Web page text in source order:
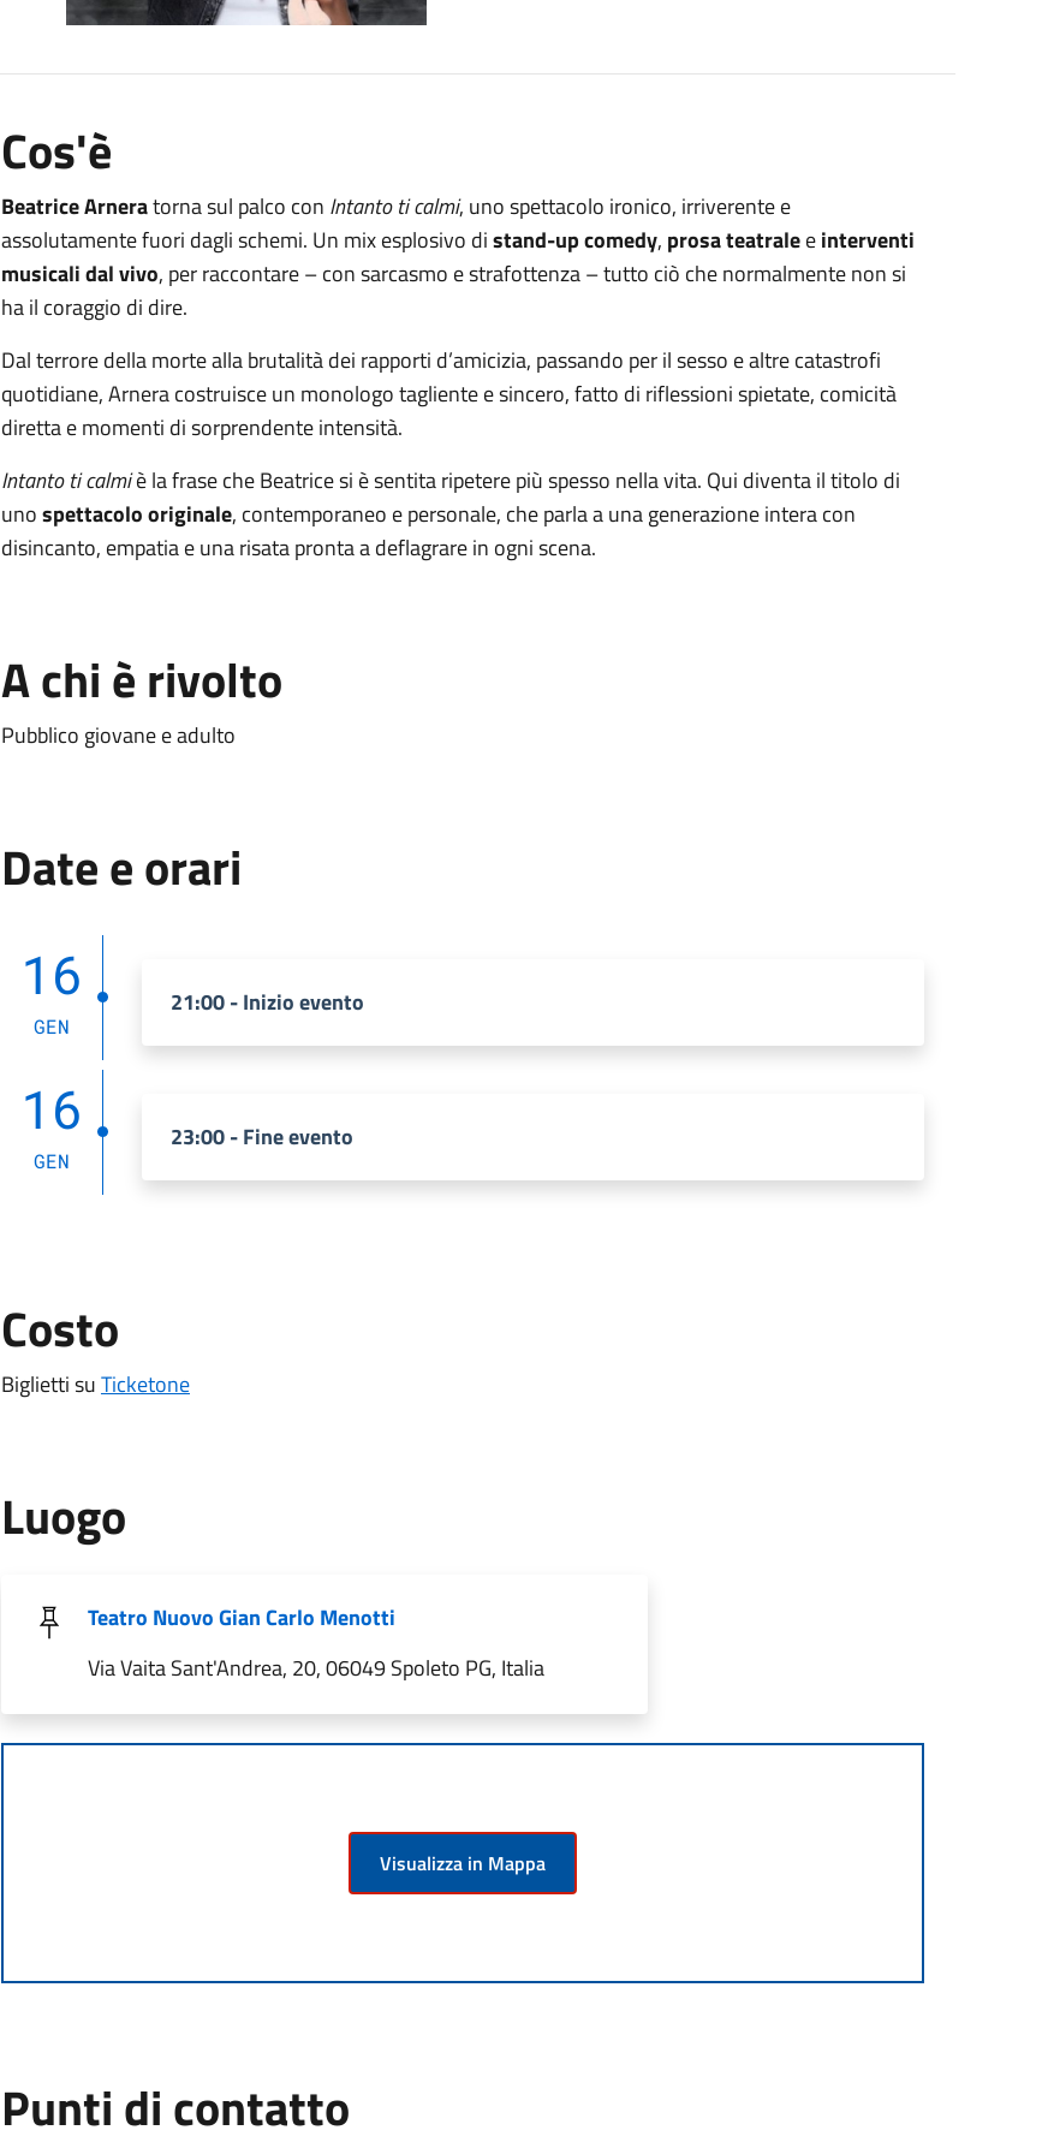
Cos'è
Beatrice Arneratorna sul palco con Intanto ti calmi, uno spettacolo ironico, irriverente e
assolutamente fuori dagli schemi. Un mix esplosivo distand-up comedy, prosa teatraleeinterventi
musicali dal vivo, per raccontare – con sarcasmo e strafottenza – tutto ciò che normalmente non si
ha il coraggio di dire.
Dal terrore della morte alla brutalità dei rapporti d’amicizia, passando per il sesso e altre catastrofi
quotidiane, Arnera costruisce un monologo tagliente e sincero, fatto di riflessioni spietate, comicità
diretta e momenti di sorprendente intensità.
Intanto ti calmiè la frase che Beatrice si è sentita ripetere più spesso nella vita. Qui diventa il titolo di
unospettacolo originale, contemporaneo e personale, che parla a una generazione intera con
disincanto, empatia e una risata pronta a deflagrare in ogni scena.
A chi è rivolto
Pubblico giovane e adulto
Date e orari
16
GEN
21:00 - Inizio evento
16
GEN
23:00 - Fine evento
Costo
Biglietti suTicketone
Luogo
Teatro Nuovo Gian Carlo Menotti
Via Vaita Sant'Andrea, 20, 06049 Spoleto PG, Italia
Visualizza in Mappa
Punti di contatto